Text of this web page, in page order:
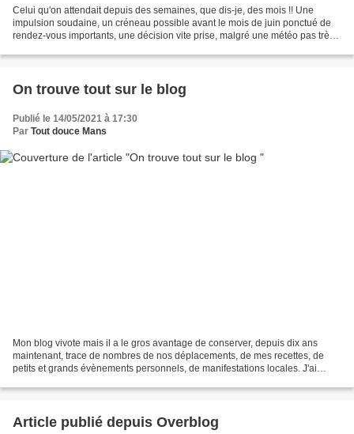
Celui qu'on attendait depuis des semaines, que dis-je, des mois !! Une
impulsion soudaine, un créneau possible avant le mois de juin ponctué de
rendez-vous importants, une décision vite prise, malgré une météo pas très
On trouve tout sur le blog
Publié le 14/05/2021 à 17:30
Par Tout douce Mans
Mon blog vivote mais il a le gros avantage de conserver, depuis dix ans
maintenant, trace de nombres de nos déplacements, de mes recettes, de
petits et grands évènements personnels, de manifestations locales. J'ai
Article publié depuis Overblog